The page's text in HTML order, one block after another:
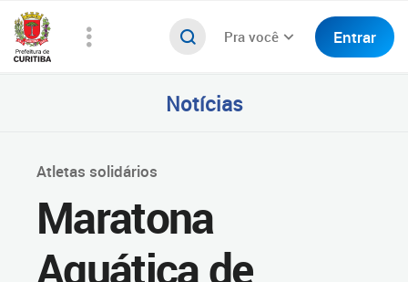
Pra você Entrar
Notícias
Atletas solidários
Maratona
Aquática de